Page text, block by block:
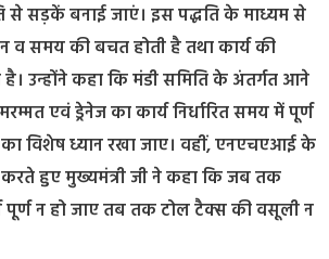
से सड़कें बनाई जाएं। इस पद्धति के माध्यम से
व समय की बचत होती है तथा कार्य की
है। उन्होंने कहा कि मंडी समिति के अंतर्गत आने
एवं ड्रेनेज का कार्य निर्धारित समय में पूर्ण
का विशेष ध्यान रखा जाए। वहीं, एनएचएआई के
हुए मुख्यमंत्री जी ने कहा कि जब तक
पूर्ण न हो जाए तब तक टोल टैक्स की वसूली न